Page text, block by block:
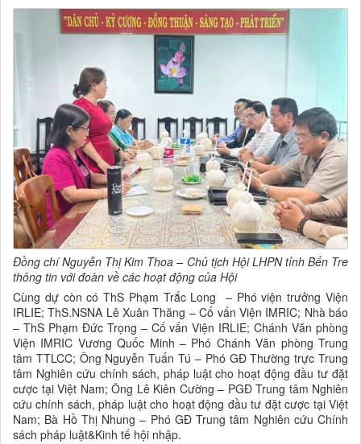
Đồng chíNguyễn Thị Kim Thoa – Chủ tịch Hội LHPN tỉnh Bến Tre
thông tin với đoàn về các hoạt động của Hội
Cùng dự còn có ThS Phạm Trắc Long – Phó viện trưởng Viện
IRLIE; ThS.NSNA Lê Xuân Thăng – Cố vấn Viện IMRIC; Nhà báo
– ThS Phạm Đức Trọng – Cố vấn Viện IRLIE; Chánh Văn phòng
Viện IMRIC Vương Quốc Minh – Phó Chánh Văn phòng Trung
tâm TTLCC; Ông Nguyễn Tuấn Tú – Phó GĐ Thường trực Trung
tâm Nghiên cứu chính sách, pháp luật cho hoạt động đầu tư đặt
cược tại Việt Nam; Ông Lê Kiên Cường – PGĐ Trung tâm Nghiên
cứu chính sách, pháp luật cho hoạt động đầu tư đặt cược tại Việt
Nam; Bà Hồ Thị Nhung – Phó GĐ Trung tâm Nghiên cứu Chính
sách pháp luật&Kinh tế hội nhập.